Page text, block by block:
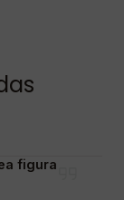
figura